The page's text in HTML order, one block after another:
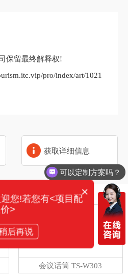
保留最终解释权!
pro/index/art/1021
获取详细信息
相关产品
会议话筒 TS-W303
可以定制方案吗？
×
您!若您有<项目配
>
后再说